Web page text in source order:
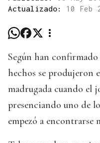
Actualizado: 10 Feb
Según han
hechos se produjeron
madrugada cuando el
presenciando uno de
empezó a encontrarse